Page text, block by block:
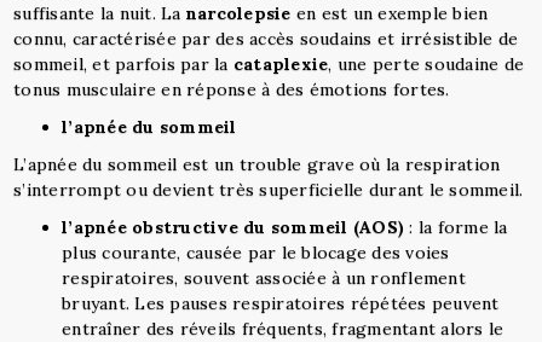
suffisante la nuit. La narcolepsie en est un exemple bien
connu, caractérisée par des accès soudains et irrésistible de
sommeil, et parfois par la cataplexie, une perte soudaine de
tonus musculaire en réponse à des émotions fortes.
l’apnée du sommeil
L’apnée du sommeil est un trouble grave où la respiration
s’interrompt ou devient très superficielle durant le sommeil.
l’apnée obstructive du sommeil (AOS) : la forme la
plus courante, causée par le blocage des voies
respiratoires, souvent associée à un ronflement
bruyant. Les pauses respiratoires répétées peuvent
entraîner des réveils fréquents, fragmentant alors le